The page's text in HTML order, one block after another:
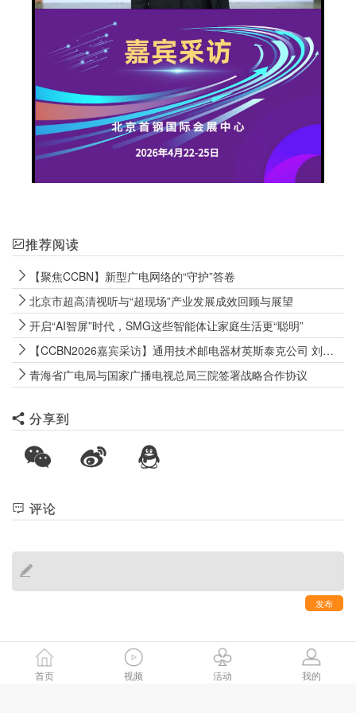
推荐阅读
【聚焦CCBN】新型广电网络的“守护”答卷
北京市超高清视听与“超现场”产业发展成效回顾与展望
开启“AI智屏”时代，SMG这些智能体让家庭生活更“聪明”
【CCBN2026嘉宾采访】通用技术邮电器材英斯泰克公司 刘蔚然
青海省广电局与国家广播电视总局三院签署战略合作协议
分享到
评论
发布
首页 视频 活动 我的